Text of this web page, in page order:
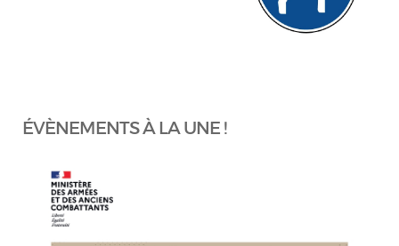
ÉVÈNEMENTS À LA UNE !